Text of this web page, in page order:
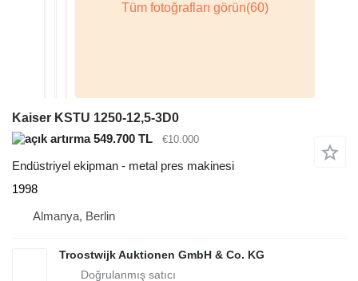
Kaiser KSTU 1250-12,5-3D0
549.700 TL
€10.000
Endüstriyel ekipman - metal pres makinesi
1998
Almanya, Berlin
Troostwijk Auktionen GmbH & Co. KG